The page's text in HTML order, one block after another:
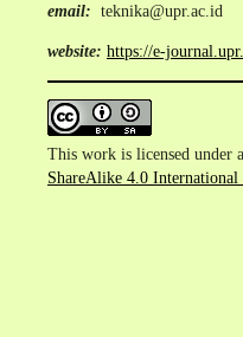
email: teknika@upr.ac.id
website: https://e-
This work is licensed under a
ShareAlike 4.0 International